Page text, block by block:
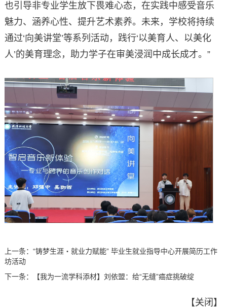
也引导非专业学生放下畏难心态，在实践中感受音乐
魅力、涵养心性、提升艺术素养。未来，学校将持续
通过‘向美讲堂’等系列活动，践行‘以美育人、以美化
人’的美育理念，助力学子在审美浸润中成长成才。”
上一条： “铸梦生涯・就业力赋能” 毕业生就业指导中心开展简历工作
坊活动
下一条：
【我为一流学科添材】刘依盟：给“无缝”癌症挑破绽
【关闭 】